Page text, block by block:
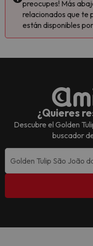
preocupes! Más
relacionados que te
están disponibles
¿Quieres
Descubre el Golden
buscador